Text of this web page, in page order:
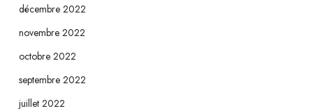
décembre 2022
novembre 2022
octobre 2022
septembre 2022
juillet 2022